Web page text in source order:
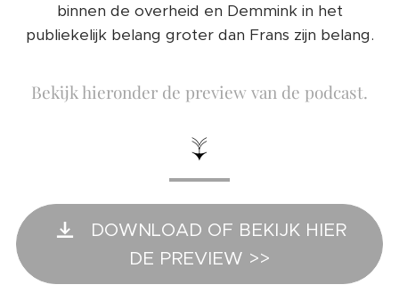
binnen de overheid en Demmink in het
publiekelijk belang groter dan Frans zijn belang.
Bekijk hieronder de preview van de podcast.
↓
DOWNLOAD OF BEKIJK HIER
DE PREVIEW >>